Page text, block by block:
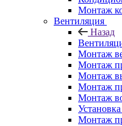
Монтаж
Вентиляция
Назад
Монтаж
Монтаж
Монтаж
Монтаж
Монтаж
Монтаж